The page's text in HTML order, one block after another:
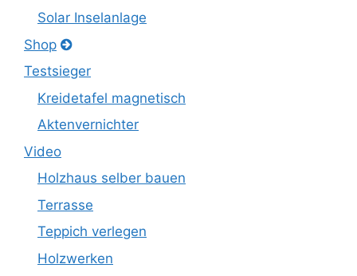
Solar Inselanlage
Shop
Testsieger
Kreidetafel magnetisch
Aktenvernichter
Video
Holzhaus selber bauen
Terrasse
Teppich verlegen
Holzwerken